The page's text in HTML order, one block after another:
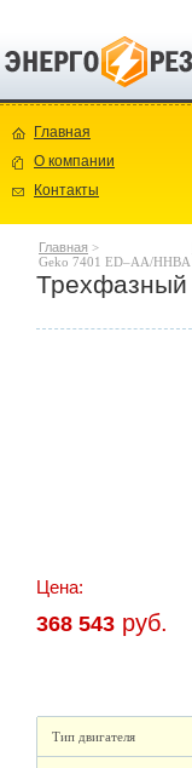
Главная
О компании
Контакты
Главная >
Geko 7401 ED–AA/HHBA
Трехфазный
Цена:
368 543 руб.
Тип двигателя